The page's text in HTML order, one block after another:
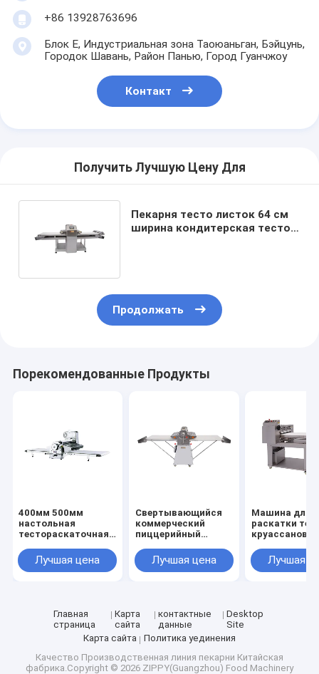
+86 13928763696
Блок E, Индустриальная зона Таоюаньган, Бэйцунь,
Городок Шавань, Район Панью, Город Гуанчжоу
Контакт
Получить Лучшую Цену Для
Пекарня тесто листок 64 см
ширина кондитерская тесто
Продолжать
Порекомендованные Продукты
400мм 500мм
настольная
тестораскаточная
380В настольный
тестораскатчик
Лучшая цена
Свертывающийся
коммерческий
пиццерийный
столе
Пиццерийский
Лучшая цена
Машина для
раскатки
круассанов
пончиков
Лучшая
Главная
страница
Карта
сайта
контактные
данные
Desktop
Site
Карта сайта
Политика уединения
Качество Производственная линия пекарни Китайская
фабрика.Copyright © 2026 ZIPPY(Guangzhou) Food Machinery